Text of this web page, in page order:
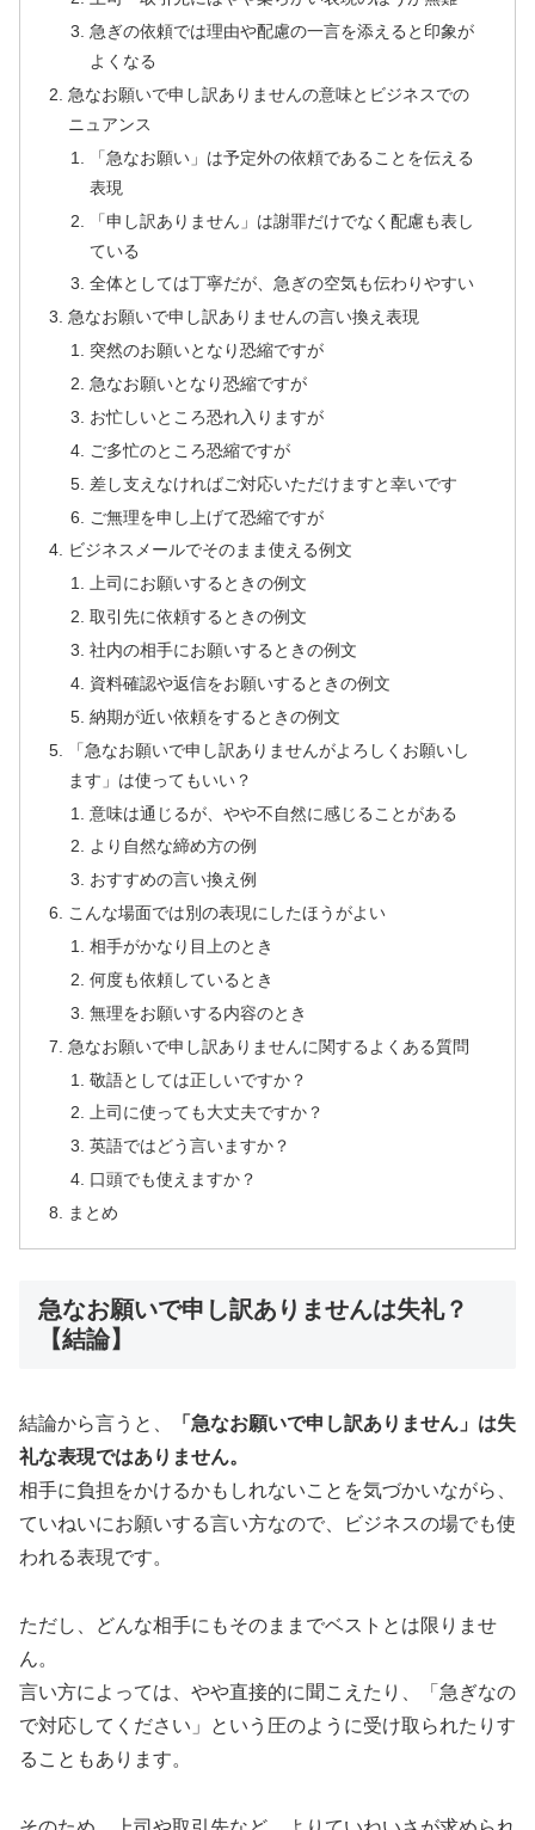
急ぎの依頼では理由や配慮の一言を添えると印象が
よくなる
急なお願いで申し訳ありませんの意味とビジネスでの
ニュアンス
「急なお願い」は予定外の依頼であることを伝える
表現
「申し訳ありません」は謝罪だけでなく配慮も表し
ている
全体としては丁寧だが、急ぎの空気も伝わりやすい
急なお願いで申し訳ありませんの言い換え表現
突然のお願いとなり恐縮ですが
急なお願いとなり恐縮ですが
お忙しいところ恐れ入りますが
ご多忙のところ恐縮ですが
差し支えなければご対応いただけますと幸いです
ご無理を申し上げて恐縮ですが
ビジネスメールでそのまま使える例文
上司にお願いするときの例文
取引先に依頼するときの例文
社内の相手にお願いするときの例文
資料確認や返信をお願いするときの例文
納期が近い依頼をするときの例文
「急なお願いで申し訳ありませんがよろしくお願いし
ます」は使ってもいい？
意味は通じるが、やや不自然に感じることがある
より自然な締め方の例
おすすめの言い換え例
こんな場面では別の表現にしたほうがよい
相手がかなり目上のとき
何度も依頼しているとき
無理をお願いする内容のとき
急なお願いで申し訳ありませんに関するよくある質問
敬語としては正しいですか？
上司に使っても大丈夫ですか？
英語ではどう言いますか？
口頭でも使えますか？
まとめ
急なお願いで申し訳ありませんは失礼？
【結論】
結論から言うと、
「急なお願いで申し訳ありません」は失
礼な表現ではありません。
相手に負担をかけるかもしれないことを気づかいながら、
ていねいにお願いする言い方なので、ビジネスの場でも使
われる表現です。
ただし、どんな相手にもそのままでベストとは限りませ
ん。
言い方によっては、やや直接的に聞こえたり、「急ぎなの
で対応してください」という圧のように受け取られたりす
ることもあります。